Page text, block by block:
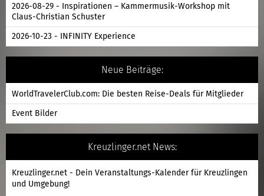
2026-08-29 - Inspirationen – Kammermusik-Workshop mit
Claus-Christian Schuster
2026-10-23 - INFINITY Experience
Neue Beiträge:
WorldTravelerClub.com: Die besten Reise-Deals für Mitglieder
Event Bilder
Kreuzlinger.net News:
Kreuzlinger.net - Dein Veranstaltungs-Kalender für Kreuzlingen
und Umgebung!